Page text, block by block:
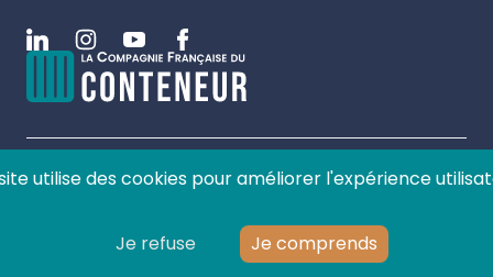
LinkedinInstagramYoutubeFacebook
©2026La compagnie française du conteneur, tous
utilise des cookies pour améliorer l'expérience
Je refuse Je comprends